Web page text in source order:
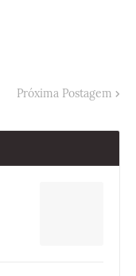
Próxima Postagem